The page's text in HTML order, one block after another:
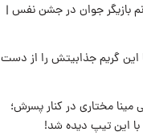
بازیگر جوان در جشن نفس |
این گریم جذابیتش را از دست
مینا مختاری در کنار پسرش؛
با این تیپ دیده شد!